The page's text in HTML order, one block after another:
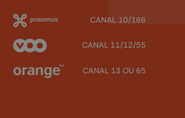
CANAL 10/166
CANAL 11/12/55
CANAL 13 OU 65